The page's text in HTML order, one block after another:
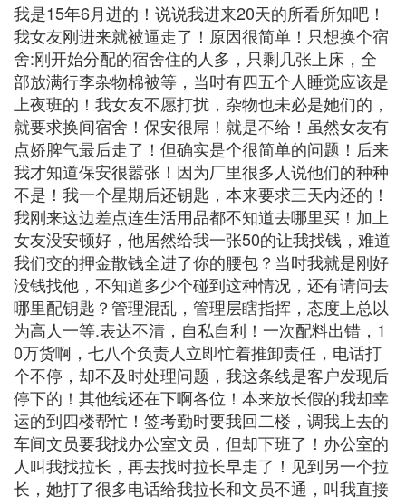
我是15年6月进的！说说我进来20天的所看所知吧！
我女友刚进来就被逼走了！原因很简单！只想换个宿
舍:刚开始分配的宿舍住的人多，只剩几张上床，全
部放满行李杂物棉被等，当时有四五个人睡觉应该是
上夜班的！我女友不愿打扰，杂物也未必是她们的，
就要求换间宿舍！保安很屌！就是不给！虽然女友有
点娇脾气最后走了！但确实是个很简单的问题！后来
我才知道保安很嚣张！因为厂里很多人说他们的种种
不是！我一个星期后还钥匙，本来要求三天内还的！
我刚来这边差点连生活用品都不知道去哪里买！加上
女友没安顿好，他居然给我一张50的让我找钱，难道
我们交的押金散钱全进了你的腰包？当时我就是刚好
没钱找他，不知道多少个碰到这种情况，还有请问去
哪里配钥匙？管理混乱，管理层瞎指挥，态度上总以
为高人一等.表达不清，自私自利！一次配料出错，1
0万货啊，七八个负责人立即忙着推卸责任，电话打
个不停，却不及时处理问题，我这条线是客户发现后
停下的！其他线还在下啊各位！本来放长假的我却幸
运的到四楼帮忙！签考勤时要我回二楼，调我上去的
车间文员要我找办公室文员，但却下班了！办公室的
人叫我找拉长，再去找时拉长早走了！见到另一个拉
长，她打了很多电话给我拉长和文员不通，叫我直接